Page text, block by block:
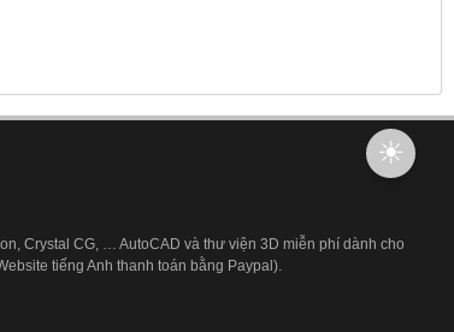
Crystal CG, … AutoCAD và thư viện 3D miễn phí dành cho
tiếng Anh thanh toán bằng Paypal).